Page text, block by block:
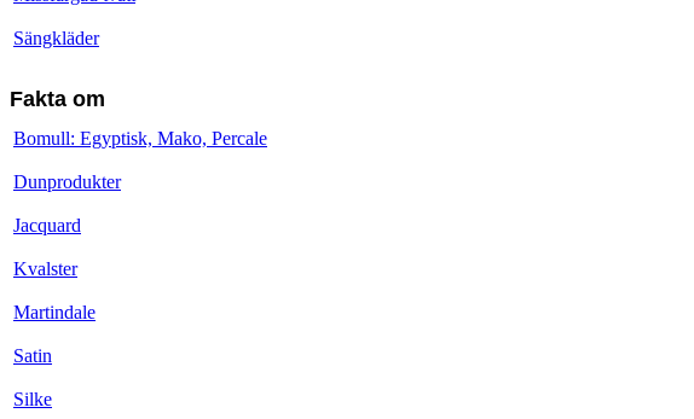
Sängkläder
Fakta om
Bomull: Egyptisk, Mako, Percale
Dunprodukter
Jacquard
Kvalster
Martindale
Satin
Silke